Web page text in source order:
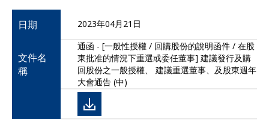
日期 2023年04月21日
文件名
稱
通函 - [一般性授權 / 回購股份的說明函件 / 在股
東批准的情況下重選或委任董事] 建議發行及購
回股份之一般授權、 建議重選董事、及股東週年
大會通告 (中)